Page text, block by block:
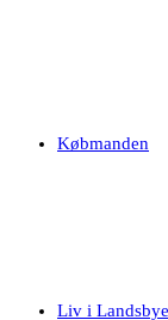
Købmanden
Liv i